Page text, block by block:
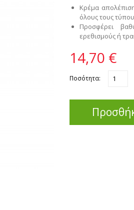
Κρέμα
όλους τους
Προσφέρει
ερεθισμούς ή
14,70 €
Ποσότητα: